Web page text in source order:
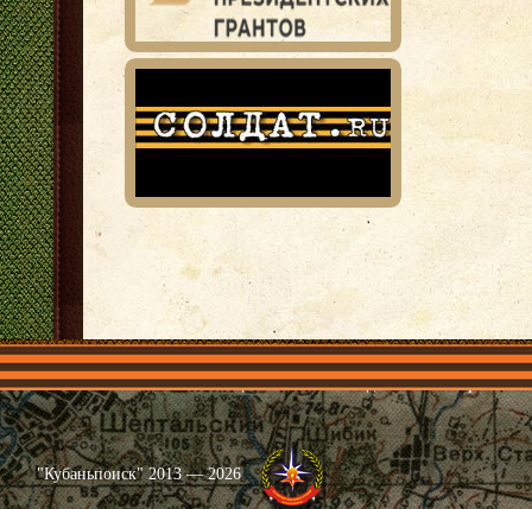
Главная Имена Общественные объединения Проекты
"Кубаньпоиск" 2013 — 2026